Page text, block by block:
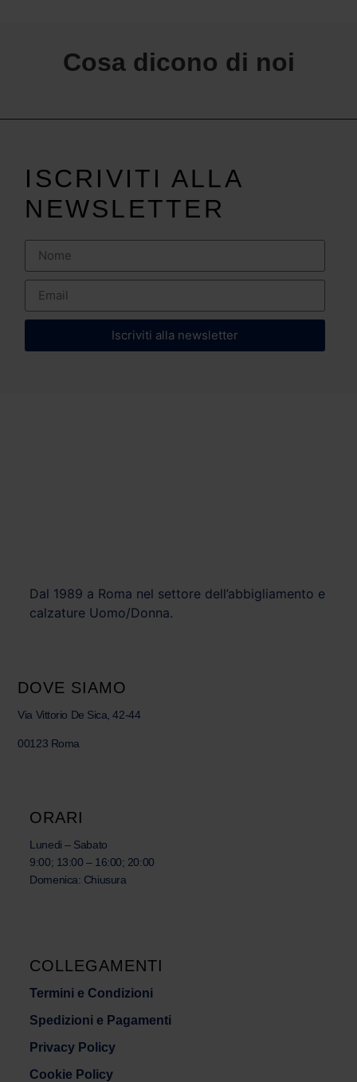
Cosa dicono di noi
ISCRIVITI ALLA
NEWSLETTER
Iscriviti alla newsletter
Dal 1989 a Roma nel settore dell’abbigliamento e
calzature Uomo/Donna.
DOVE SIAMO
Via Vittorio De Sica, 42-44
00123 Roma
ORARI
Lunedi – Sabato
9:00; 13:00 – 16:00; 20:00
Domenica: Chiusura
COLLEGAMENTI
Termini e Condizioni
Spedizioni e Pagamenti
Privacy Policy
Cookie Policy